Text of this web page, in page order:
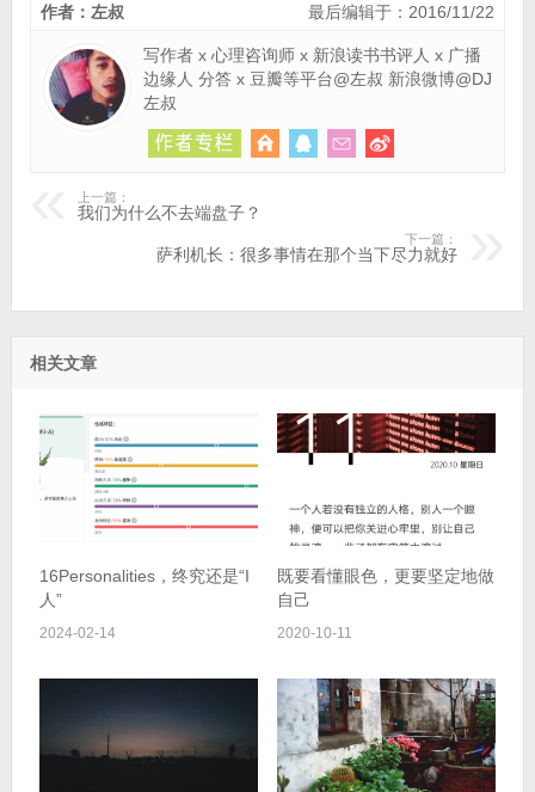
最后编辑于：2016/11/22
作者：左叔
写作者 x 心理咨询师 x 新浪读书书评人 x 广播
边缘人 分答 x 豆瓣等平台@左叔 新浪微博@DJ
左叔
上一篇：
我们为什么不去端盘子？
下一篇：
萨利机长：很多事情在那个当下尽力就好
相关文章
16Personalities，终究还是“I
人”
2024-02-14
既要看懂眼色，更要坚定地做
自己
2020-10-11